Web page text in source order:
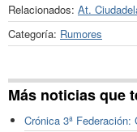
Relacionados: At.
Categoría: Rumores
Más noticias que
Crónica 3ª